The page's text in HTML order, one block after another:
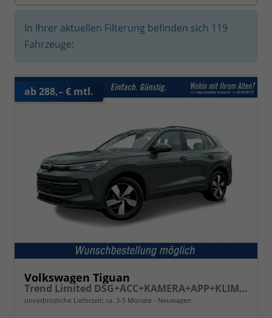
In Ihrer aktuellen Filterung befinden sich 119
Fahrzeuge:
ab 288,– € mtl.
Volkswagen Tiguan
Trend Limited DSG+ACC+KAMERA+APP+KLIMA+LED+17" LM
unverbindliche Lieferzeit: ca. 3-5 Monate Neuwagen